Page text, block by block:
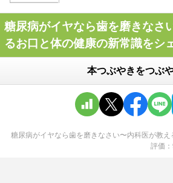
糖尿病がイヤなら歯を磨きなさ
るお口と体の健康の新常識をシ
本つぶやきをつぶ
糖尿病がイヤなら歯を磨きなさい〜内科医が教
評価